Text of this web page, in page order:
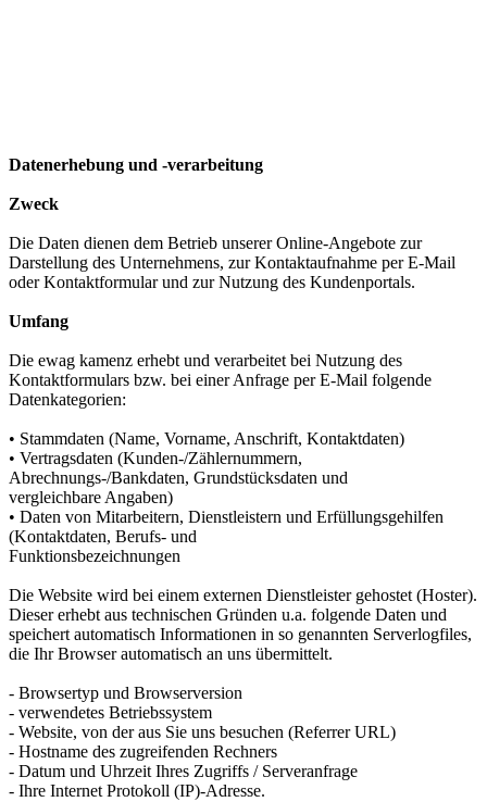
Datenerhebung und -verarbeitung
Zweck
Die Daten dienen dem Betrieb unserer Online-Angebote zur
Darstellung des Unternehmens, zur Kontaktaufnahme per E-Mail
oder Kontaktformular und zur Nutzung des Kundenportals.
Umfang
Die ewag kamenz erhebt und verarbeitet bei Nutzung des
Kontaktformulars bzw. bei einer Anfrage per E-Mail folgende
Datenkategorien:
• Stammdaten (Name, Vorname, Anschrift, Kontaktdaten)
• Vertragsdaten (Kunden-/Zählernummern,
Abrechnungs-/Bankdaten, Grundstücksdaten und
vergleichbare Angaben)
• Daten von Mitarbeitern, Dienstleistern und Erfüllungsgehilfen
(Kontaktdaten, Berufs- und
Funktionsbezeichnungen
Die Website wird bei einem externen Dienstleister gehostet (Hoster).
Dieser erhebt aus technischen Gründen u.a. folgende Daten und
speichert automatisch Informationen in so genannten Serverlogfiles,
die Ihr Browser automatisch an uns übermittelt.
- Browsertyp und Browserversion
- verwendetes Betriebssystem
- Website, von der aus Sie uns besuchen (Referrer URL)
- Hostname des zugreifenden Rechners
- Datum und Uhrzeit Ihres Zugriffs / Serveranfrage
- Ihre Internet Protokoll (IP)-Adresse.